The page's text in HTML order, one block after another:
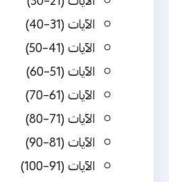
الآيات (31–40)
الآيات (41–50)
الآيات (51–60)
الآيات (61–70)
الآيات (71–80)
الآيات (81–90)
الآيات (91–100)